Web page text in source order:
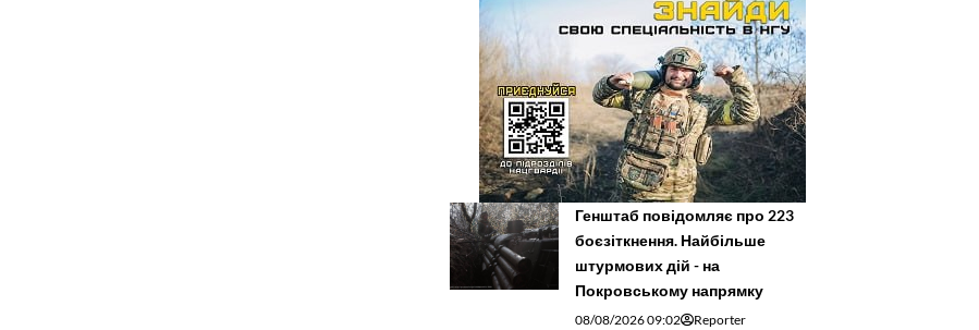
Генштаб повідомляє про 223
боєзіткнення. Найбільше
штурмових дій - на
Покровському напрямку
08/08/2026 09:02 Reporter